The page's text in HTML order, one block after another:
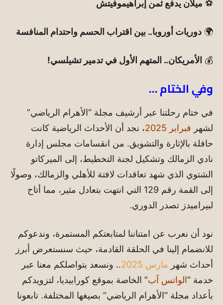
⚽ ميلان يدفع ثمن إبراهيموفيتش
🌍 دوريات أوروبا.. بين اقتراب الحسم واحتدام المنافسة
💰 الأمريكان.. المتهم الأول في تدمير تشيلسي!
وفي الختام …
في ختام رحلتنا عبر أرشيف مجلة “الأهرام الرياضي”
لشهر فبراير 2025
، نجد أن الأحداث الرياضية كانت
حافلة بالإثارة والتشويق. من انقسامات مجلس إدارة
نادي الزمالك وتشكيل لجنة التخطيط، إلى الميركاتو
الشتوي الذي شهد تعاقدات لافتة للأهلي والزمالك، وصولًا
إلى القمة رقم 129 التي انتهت بتعادل مثير، مما أتاح
لبيراميدز تصدر الدوري.
نود أن نعرب عن امتناننا لمتابعتكم المستمرة، وندعوكم
للانضمام إلينا في الحلقة القادمة، حيث سنستعرض أبرز
أحداث شهر مارس 2025
.. ونسعد بتواصلكم معنا عبر
خدمة “الواتس آب” الخاصة بموقع كورابيديا، لتزويدكم
بأعداد مجلة “الأهرام الرياضي” بصيغها المختلفة. تابعونا